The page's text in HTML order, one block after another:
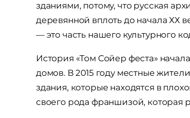
зданиями, потому, что русская
деревянной вплоть до начала ХХ
— это часть нашего культурного
История «Том Сойер феста»
домов. В 2015 году местные
здания, которые находятся в
своего рода франшизой, которая